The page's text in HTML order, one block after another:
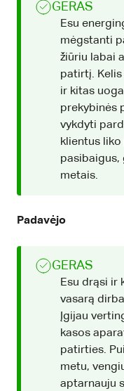
GERAS
Esu
mėgstanti
žiūriu labai
patirtį. Kelis
ir kitas
prekybinės
vykdyti
klientus liko
pasibaigus,
metais.
Padavėjo
GERAS
Esu drąsi ir
vasarą
Įgijau
kasos
patirties.
metu,
aptarnauju